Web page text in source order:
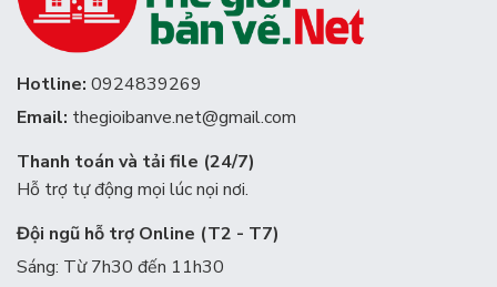
Hotline: 0924839269
Email: thegioibanve.net@gmail.com
Thanh toán và tải file (24/7)
Hỗ trợ tự động mọi lúc nọi nơi.
Đội ngũ hỗ trợ Online (T2 - T7)
Sáng: Từ 7h30 đến 11h30